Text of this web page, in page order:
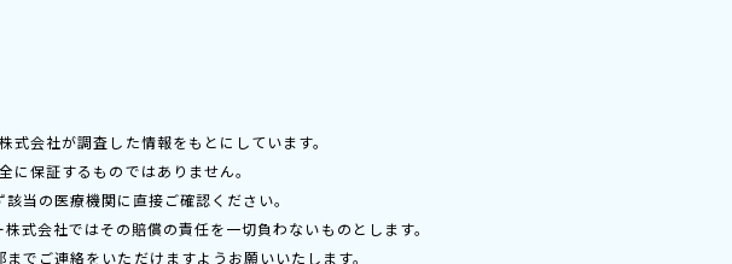
会社が調査した情報をもとにしています。
保証するものではありません。
当の医療機関に直接ご確認ください。
式会社ではその賠償の責任を一切負わないものとします。
までご連絡をいただけますようお願いいたします。